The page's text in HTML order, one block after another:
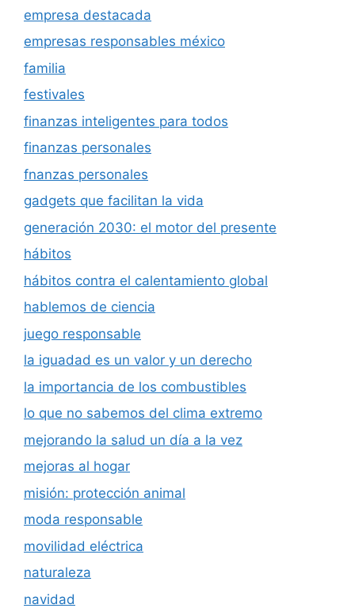
empresa destacada
empresas responsables méxico
familia
festivales
finanzas inteligentes para todos
finanzas personales
fnanzas personales
gadgets que facilitan la vida
generación 2030: el motor del presente
hábitos
hábitos contra el calentamiento global
hablemos de ciencia
juego responsable
la iguadad es un valor y un derecho
la importancia de los combustibles
lo que no sabemos del clima extremo
mejorando la salud un día a la vez
mejoras al hogar
misión: protección animal
moda responsable
movilidad eléctrica
naturaleza
navidad